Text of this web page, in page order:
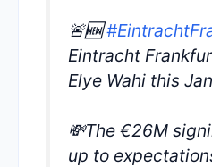
🚨🆕
Eintracht
Elye Wahi this
💸The €26M
up to